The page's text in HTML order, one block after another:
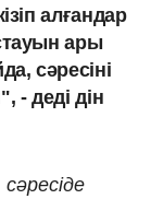
алғандар
ары
сәресіні
- деді дін
сәресіде